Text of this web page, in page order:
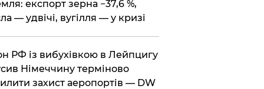
експорт зерна −37,6 %,
— удвічі, вугілля — у кризі
РФ із вибухівкою в Лейпцигу
Німеччину терміново
захист аеропортів — DW